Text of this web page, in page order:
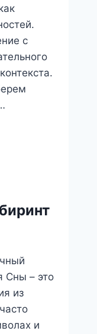
с
Сны – это
из
и